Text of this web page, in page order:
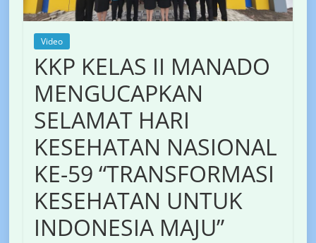
Video
KKP KELAS II MANADO
MENGUCAPKAN
SELAMAT HARI
KESEHATAN NASIONAL
KE-59 “TRANSFORMASI
KESEHATAN UNTUK
INDONESIA MAJU”